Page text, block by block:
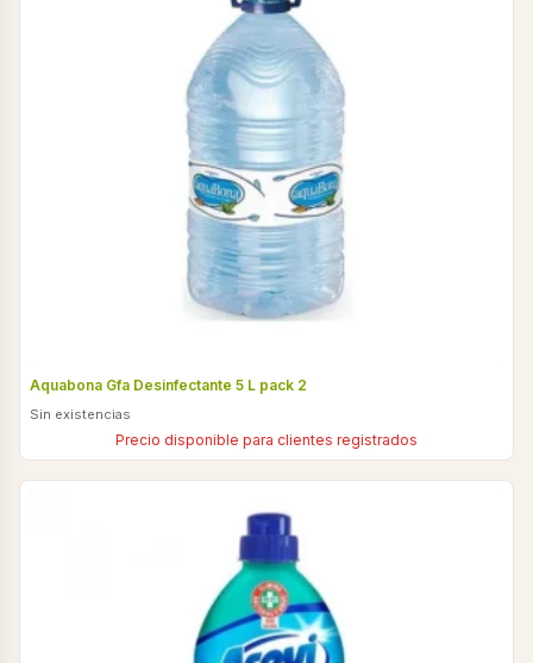
Aquabona Gfa Desinfectante 5 L pack 2
Sin existencias
Precio disponible para clientes registrados